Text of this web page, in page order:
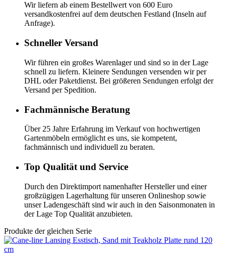
Wir liefern ab einem Bestellwert von 600 Euro
versandkostenfrei auf dem deutschen Festland (Inseln auf
Anfrage).
Schneller Versand
Wir führen ein großes Warenlager und sind so in der Lage
schnell zu liefern. Kleinere Sendungen versenden wir per
DHL oder Paketdienst. Bei größeren Sendungen erfolgt der
Versand per Spedition.
Fachmännische Beratung
Über 25 Jahre Erfahrung im Verkauf von hochwertigen
Gartenmöbeln ermöglicht es uns, sie kompetent,
fachmännisch und individuell zu beraten.
Top Qualität und Service
Durch den Direktimport namenhafter Hersteller und einer
großzügigen Lagerhaltung für unseren Onlineshop sowie
unser Ladengeschäft sind wir auch in den Saisonmonaten in
der Lage Top Qualität anzubieten.
Produkte der gleichen Serie